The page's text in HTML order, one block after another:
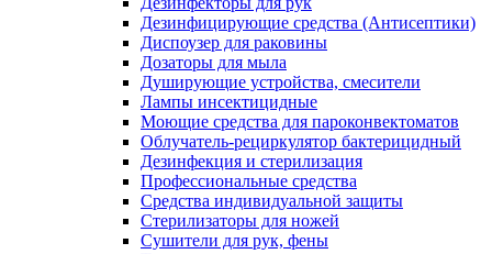
Дезинфицирующие средства (Антисептики)
Диспоузер для раковины
Дозаторы для мыла
Душирующие устройства, смесители
Лампы инсектицидные
Моющие средства для пароконвектоматов
Облучатель-рециркулятор бактерицидный
Дезинфекция и стерилизация
Профессиональные средства
Средства индивидуальной защиты
Стерилизаторы для ножей
Сушители для рук, фены